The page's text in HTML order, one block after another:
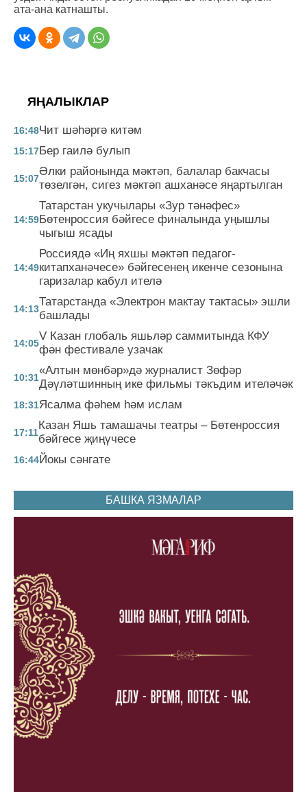
ата-ана катнашты.
ЯҢАЛЫКЛАР
16:48Чит шәһәргә китәм
15:17Бер гаилә булып
15:07
Әлки районында мәктәп, балалар бакчасы
төзелгән, сигез мәктәп ашханәсе яңартылган
14:59
Татарстан укучылары «Зур тәнәфес»
Бөтенроссия бәйгесе финалында уңышлы
чыгыш ясады
14:49
Россиядә «Иң яхшы мәктәп педагог-
китапханәчесе» бәйгесенең икенче сезонына
гаризалар кабул ителә
14:13
Татарстанда «Электрон мактау тактасы» эшли
башлады
14:05
V Казан глобаль яшьләр саммитында КФУ
фән фестивале узачак
10:31
«Алтын мөнбәр»дә журналист Зөфәр
Дәүләтшинның ике фильмы тәкъдим ителәчәк
18:31Ясалма фәһем һәм ислам
17:11
Казан Яшь тамашачы театры – Бөтенроссия
бәйгесе җиңүчесе
16:44Йокы сәнгате
БАШКА ЯЗМАЛАР